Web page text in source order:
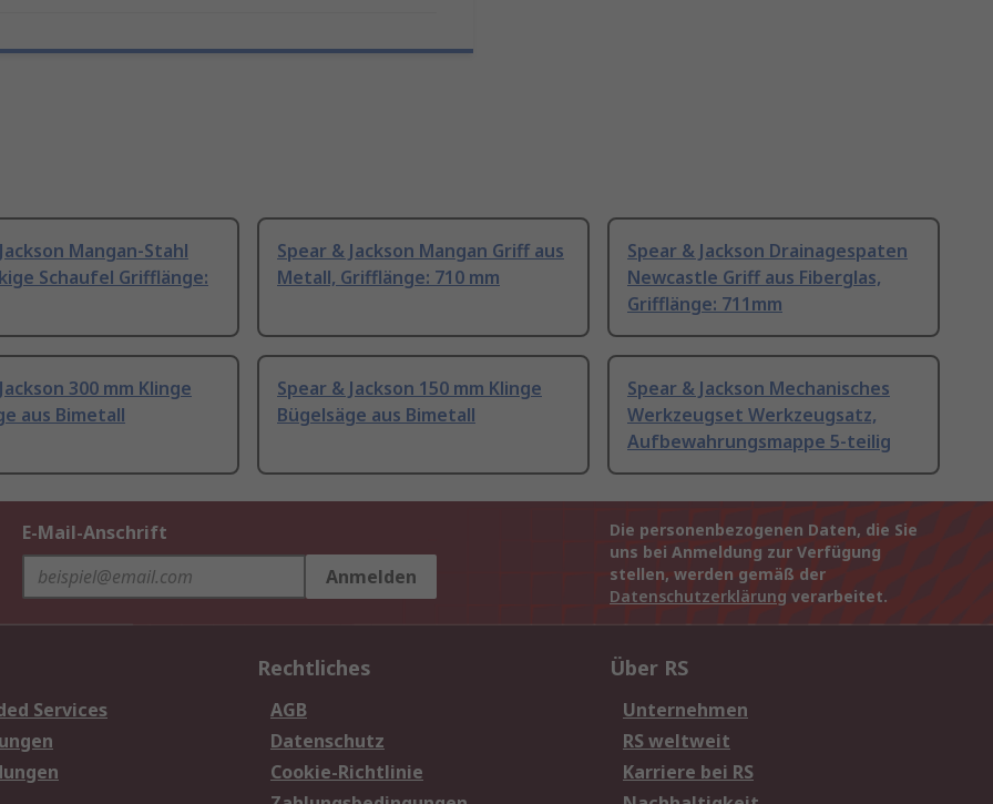
Mangan-Stahl
Schaufel Grifflänge:
Spear & Jackson Mangan Griff aus
Metall, Grifflänge: 710 mm
Spear & Jackson Drainagespaten
Newcastle Griff aus Fiberglas,
Grifflänge: 711mm
300 mm Klinge
aus Bimetall
Spear & Jackson 150 mm Klinge
Bügelsäge aus Bimetall
Spear & Jackson Mechanisches
Werkzeugset Werkzeugsatz,
Aufbewahrungsmappe 5-teilig
E-Mail-Anschrift
Anmelden
Die personenbezogenen Daten, die Sie
uns bei Anmeldung zur Verfügung
stellen, werden gemäß der
Datenschutzerklärung verarbeitet.
Services
Rechtliches
AGB
Datenschutz
Cookie-Richtlinie
Über RS
Unternehmen
RS weltweit
Karriere bei RS